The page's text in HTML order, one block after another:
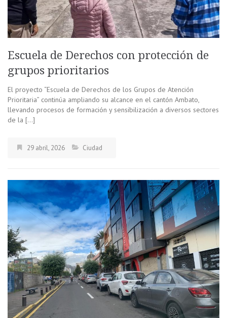
Escuela de Derechos con protección de
grupos prioritarios
El proyecto “Escuela de Derechos de los Grupos de Atención
Prioritaria” continúa ampliando su alcance en el cantón Ambato,
llevando procesos de formación y sensibilización a diversos sectores
de la […]
29 abril, 2026 Ciudad